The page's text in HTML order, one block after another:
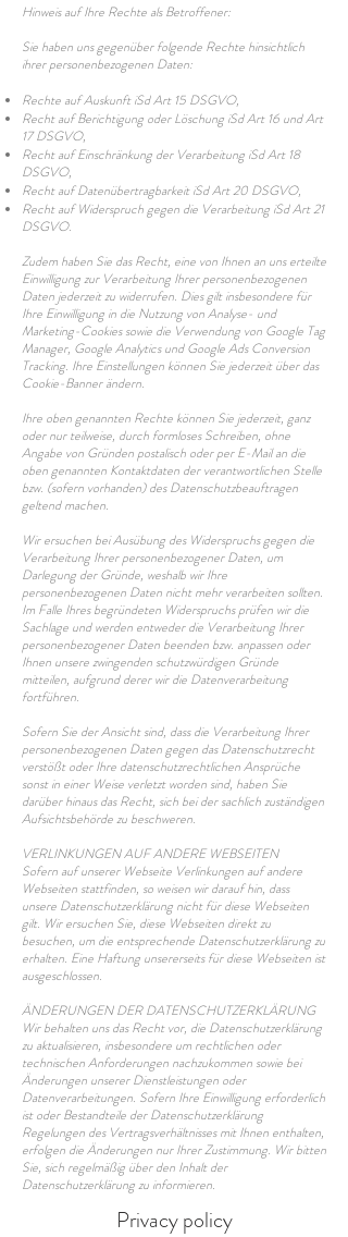
Hinweis auf Ihre Rechte als Betroffener:
Sie haben uns gegenüber folgende Rechte hinsichtlich
ihrer personenbezogenen Daten:
Rechte auf Auskunft iSd Art 15 DSGVO,
Recht auf Berichtigung oder Löschung iSd Art 16 und Art
17 DSGVO,
Recht auf Einschränkung der Verarbeitung iSd Art 18
DSGVO,
Recht auf Datenübertragbarkeit iSd Art 20 DSGVO,
Recht auf Widerspruch gegen die Verarbeitung iSd Art 21
DSGVO.
Zudem haben Sie das Recht, eine von Ihnen an uns erteilte
Einwilligung zur Verarbeitung Ihrer personenbezogenen
Daten jederzeit zu widerrufen. Dies gilt insbesondere für
Ihre Einwilligung in die Nutzung von Analyse- und
Marketing-Cookies sowie die Verwendung von Google Tag
Manager, Google Analytics und Google Ads Conversion
Tracking. Ihre Einstellungen können Sie jederzeit über das
Cookie-Banner ändern.
Ihre oben genannten Rechte können Sie jederzeit, ganz
oder nur teilweise, durch formloses Schreiben, ohne
Angabe von Gründen postalisch oder per E-Mail an die
oben genannten Kontaktdaten der verantwortlichen Stelle
bzw. (sofern vorhanden) des Datenschutzbeauftragen
geltend machen.
Wir ersuchen bei Ausübung des Widerspruchs gegen die
Verarbeitung Ihrer personenbezogener Daten, um
Darlegung der Gründe, weshalb wir Ihre
personenbezogenen Daten nicht mehr verarbeiten sollten.
Im Falle Ihres begründeten Widerspruchs prüfen wir die
Sachlage und werden entweder die Verarbeitung Ihrer
personenbezogener Daten beenden bzw. anpassen oder
Ihnen unsere zwingenden schutzwürdigen Gründe
mitteilen, aufgrund derer wir die Datenverarbeitung
fortführen.
Sofern Sie der Ansicht sind, dass die Verarbeitung Ihrer
personenbezogenen Daten gegen das Datenschutzrecht
verstößt oder Ihre datenschutzrechtlichen Ansprüche
sonst in einer Weise verletzt worden sind, haben Sie
darüber hinaus das Recht, sich bei der sachlich zuständigen
Aufsichtsbehörde zu beschweren.
VERLINKUNGEN AUF ANDERE WEBSEITEN
Sofern auf unserer Webseite Verlinkungen auf andere
Webseiten stattfinden, so weisen wir darauf hin, dass
unsere Datenschutzerklärung nicht für diese Webseiten
gilt. Wir ersuchen Sie, diese Webseiten direkt zu
besuchen, um die entsprechende Datenschutzerklärung zu
erhalten. Eine Haftung unsererseits für diese Webseiten ist
ausgeschlossen.
ÄNDERUNGEN DER DATENSCHUTZERKLÄRUNG
Wir behalten uns das Recht vor, die Datenschutzerklärung
zu aktualisieren, insbesondere um rechtlichen oder
technischen Anforderungen nachzukommen sowie bei
Änderungen unserer Dienstleistungen oder
Datenverarbeitungen. Sofern Ihre Einwilligung erforderlich
ist oder Bestandteile der Datenschutzerklärung
Regelungen des Vertragsverhältnisses mit Ihnen enthalten,
erfolgen die Änderungen nur Ihrer Zustimmung. Wir bitten
Sie, sich regelmäßig über den Inhalt der
Datenschutzerklärung zu informieren.
Privacy policy